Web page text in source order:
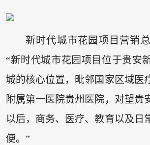
新时代城市花园项目营销
“新时代城市花园项目位于贵安
城的核心位置，毗邻国家区域医
附属第一医院贵州医院，对望贵
以后，商务、医疗、教育以及日
便。”